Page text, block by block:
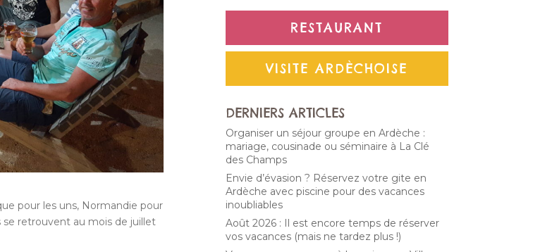
pour les uns, Normandie pour
retrouvent au mois de juillet
RESTAURANT
VISITE ARDÈCHOISE
DERNIERS ARTICLES
Organiser un séjour groupe en Ardèche :
mariage, cousinade ou séminaire à La Clé
des Champs
Envie d’évasion ? Réservez votre gite en
Ardèche avec piscine pour des vacances
inoubliables
Août 2026 : Il est encore temps de réserver
vos vacances (mais ne tardez plus !)